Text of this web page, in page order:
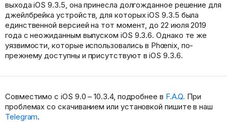
выхода iOS 9.3.5, она принесла долгожданное решение для
джейлбрейка устройств, для которых iOS 9.3.5 была
единственной версией на тот момент, до 22 июля 2019
года с неожиданным выпуском iOS 9.3.6. Однако те же
уязвимости, которые использовались в Phœnix, по-
прежнему доступны и присутствуют в iOS 9.3.6.
Совместимо с iOS 9.0 – 10.3.4, подробнее в F.A.Q. При
проблемах со скачиванием или установкой пишите в наш
Telegram.